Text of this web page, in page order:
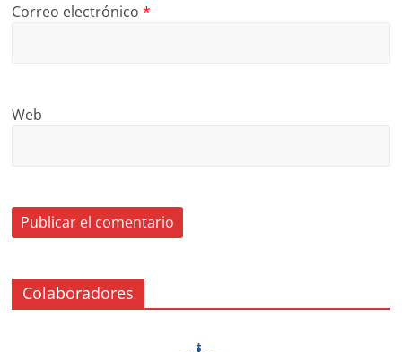
Correo electrónico*
Web
Colaboradores